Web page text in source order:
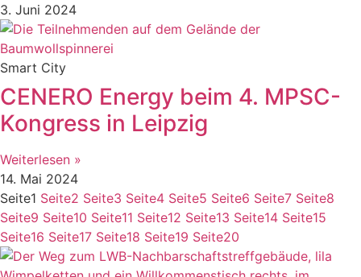
3. Juni 2024
Smart City
CENERO Energy beim 4. MPSC-
Kongress in Leipzig
Weiterlesen »
14. Mai 2024
Seite1 Seite2 Seite3 Seite4 Seite5 Seite6 Seite7 Seite8
Seite9 Seite10 Seite11 Seite12 Seite13 Seite14 Seite15
Seite16 Seite17 Seite18 Seite19 Seite20